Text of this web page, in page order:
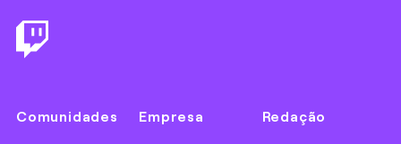
Comunidades Empresa Redação